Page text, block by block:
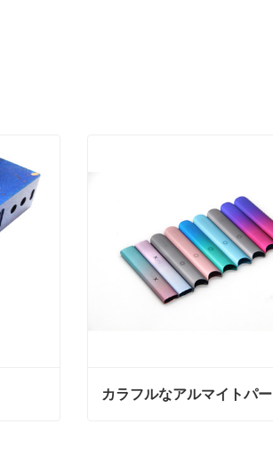
カラフルなアルマイトパ